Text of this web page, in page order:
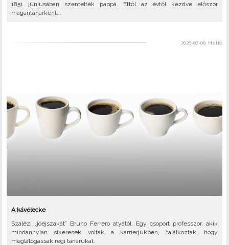
1851 júniusában szentelték pappá. Ettől az évtől kezdve először
magántanárként,..
2026-07-06, Hétfő
A kávélecke
Szalézi „jóéjszakát” Bruno Ferrero atyától: Egy csoport professzor, akik
mindannyian sikeresek voltak a karrierjükben, találkoztak, hogy
meglátogassák régi tanárukat.